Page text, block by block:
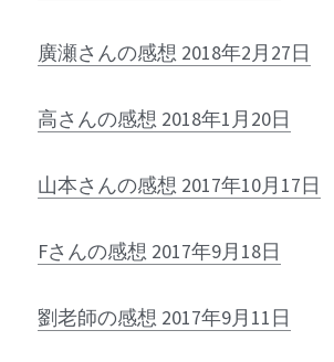
廣瀬さんの感想 2018年2月27日
高さんの感想 2018年1月20日
山本さんの感想 2017年10月17日
Fさんの感想 2017年9月18日
劉老師の感想 2017年9月11日